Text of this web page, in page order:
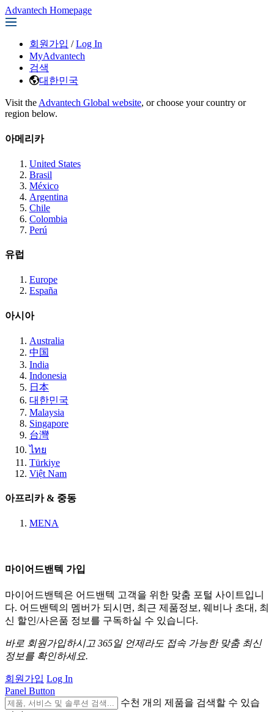
Advantech Homepage
회원가입 / Log In
MyAdvantech
검색
대한민국
Visit the Advantech Global website, or choose your country or
region below.
아메리카
United States
Brasil
México
Argentina
Chile
Colombia
Perú
유럽
Europe
España
아시아
Australia
中国
India
Indonesia
日本
대한민국
Malaysia
Singapore
台灣
ไทย
Türkiye
Việt Nam
아프리카 & 중동
MENA
마이어드밴텍 가입
마이어드밴텍은 어드밴텍 고객을 위한 맞춤 포털 사이트입니
다. 어드밴텍의 멤버가 되시면, 최근 제품정보, 웨비나 초대, 최
신 할인/사은품 정보를 구독하실 수 있습니다.
바로 회원가입하시고 365일 언제라도 접속 가능한 맞춤 최신
정보를 확인하세요.
회원가입 Log In
Panel Button
수천 개의 제품을 검색할 수 있습